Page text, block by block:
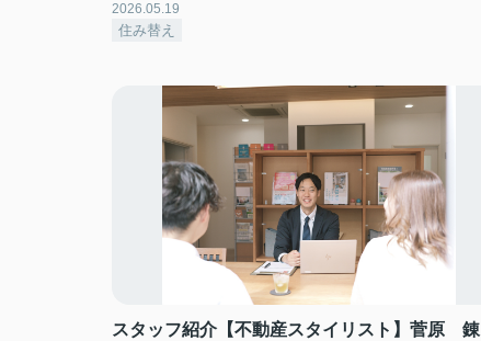
2026.05.19
住み替え
スタッフ紹介【不動産スタイリスト】菅原 錬